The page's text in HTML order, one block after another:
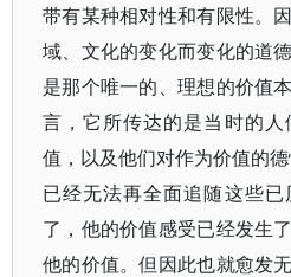
带有某种相对性和有限性。
域、文化的变化而变化的道
是那个唯一的、理想的价值
言，它所传达的是当时的
值，以及他们对作为价值的
已经无法再全面追随这些
了，他的价值感受已经发生
他的价值。但因此也就愈发